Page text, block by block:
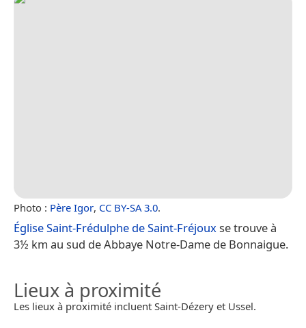
Photo : Père Igor, CC BY-SA 3.0.
Église Saint-Frédulphe de Saint-Fréjouxse trouve à
3½ km au sud de Abbaye Notre-Dame de Bonnaigue.
Lieux à proximité
Les lieux à proximité incluent Saint-Dézery et Ussel.